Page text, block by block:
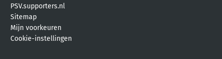
PSV.supporters.nl
Sitemap
Mijn voorkeuren
Cookie-instellingen